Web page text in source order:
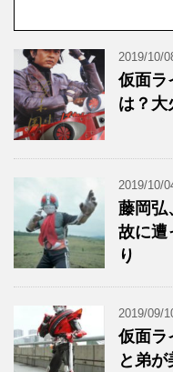
2019/10/
仮面ラ
は？大
2019/10/
藤岡弘
故に遭
り
2019/09/
仮面ラ
と弟